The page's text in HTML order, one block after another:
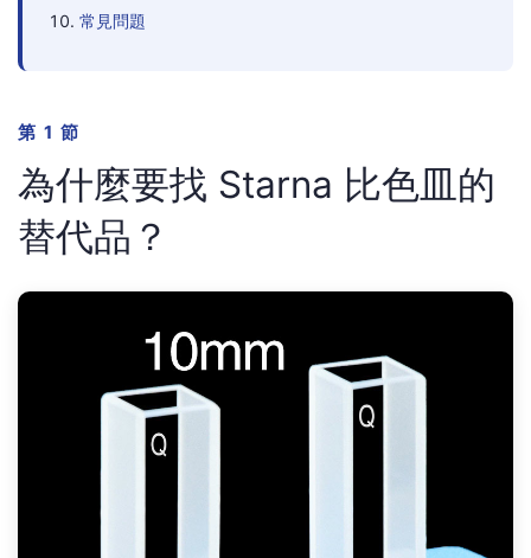
常見問題
第 1 節
為什麼要找 Starna 比色皿的
替代品？